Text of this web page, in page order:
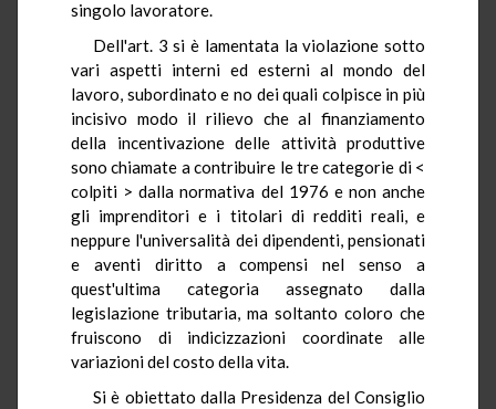
singolo lavoratore.
Dell'art. 3 si è lamentata la violazione sotto
vari aspetti interni ed esterni al mondo del
lavoro, subordinato e no dei quali colpisce in più
incisivo modo il rilievo che al finanziamento
della incentivazione delle attività produttive
sono chiamate a contribuire le tre categorie di <
colpiti > dalla normativa del 1976 e non anche
gli imprenditori e i titolari di redditi reali, e
neppure l'universalità dei dipendenti, pensionati
e aventi diritto a compensi nel senso a
quest'ultima categoria assegnato dalla
legislazione tributaria, ma soltanto coloro che
fruiscono di indicizzazioni coordinate alle
variazioni del costo della vita.
Si è obiettato dalla Presidenza del Consiglio